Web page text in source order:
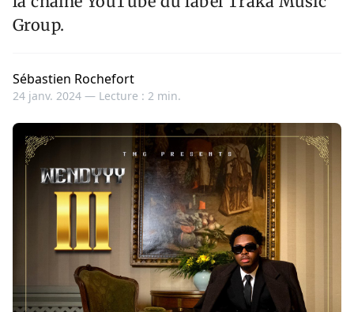
Group.
Sébastien Rochefort
24 janv. 2024 — Lecture : 2 min.